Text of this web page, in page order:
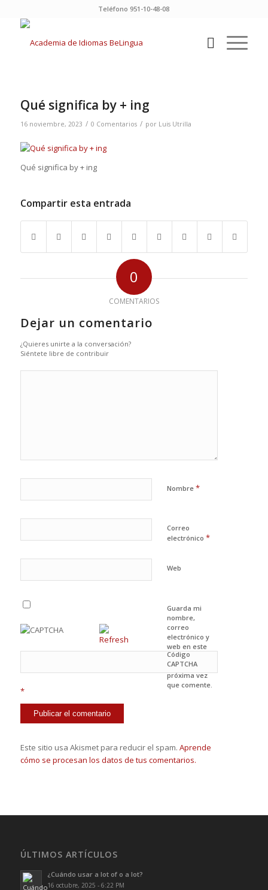
Teléfono 951-10-48-08
Qué significa by + ing
16 noviembre, 2023 / 0 Comentarios / por Luis Utrilla
Qué significa by + ing
Compartir esta entrada
0
COMENTARIOS
Dejar un comentario
¿Quieres unirte a la conversación?
Siéntete libre de contribuir
Nombre *
Correo
electrónico *
Web
Guarda mi
nombre,
correo
electrónico y
web en este
navegador
para la
próxima vez
que comente.
Código
CAPTCHA
*
Este sitio usa Akismet para reducir el spam. Aprende
cómo se procesan los datos de tus comentarios.
ÚLTIMOS ARTÍCULOS
¿Cuándo usar a lot of o a lot?
16 octubre, 2025 - 6:22 PM